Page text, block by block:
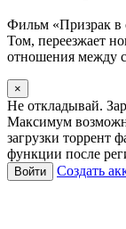
Фильм «Призрак в
Том, переезжает
отношения между
×
Не откладывай.
Максимум
загрузки торрент
функции после
Войти Создать